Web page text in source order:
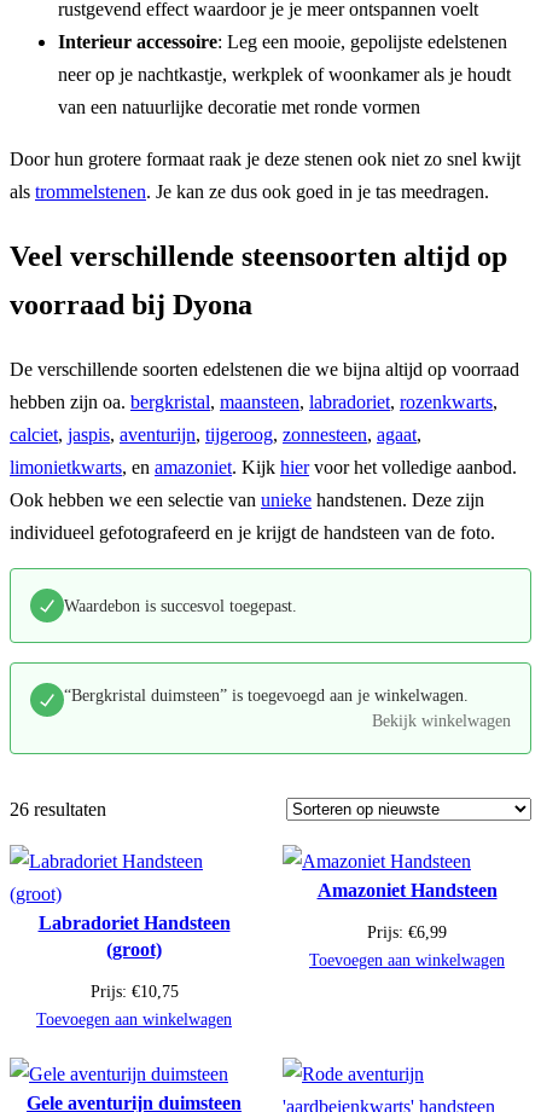
rustgevend effect waardoor je je meer ontspannen voelt
Interieur accessoire: Leg een mooie, gepolijste edelstenen
neer op je nachtkastje, werkplek of woonkamer als je houdt
van een natuurlijke decoratie met ronde vormen
Door hun grotere formaat raak je deze stenen ook niet zo snel kwijt
als trommelstenen. Je kan ze dus ook goed in je tas meedragen.
Veel verschillende steensoorten altijd op
voorraad bij Dyona
De verschillende soorten edelstenen die we bijna altijd op voorraad
hebben zijn oa. bergkristal, maansteen, labradoriet, rozenkwarts,
calciet, jaspis, aventurijn, tijgeroog, zonnesteen, agaat,
limonietkwarts, en amazoniet. Kijk hiervoor het volledige aanbod.
Ook hebben we een selectie van unieke handstenen. Deze zijn
individueel gefotografeerd en je krijgt de handsteen van de foto.
Waardebon is succesvol toegepast.
“Bergkristal duimsteen” is toegevoegd aan je winkelwagen.
Bekijk winkelwagen
26 resultaten
Labradoriet Handsteen
(groot)
Prijs: €10,75
Toevoegen aan winkelwagen
Amazoniet Handsteen
Prijs: €6,99
Toevoegen aan winkelwagen
Gele aventurijn duimsteen